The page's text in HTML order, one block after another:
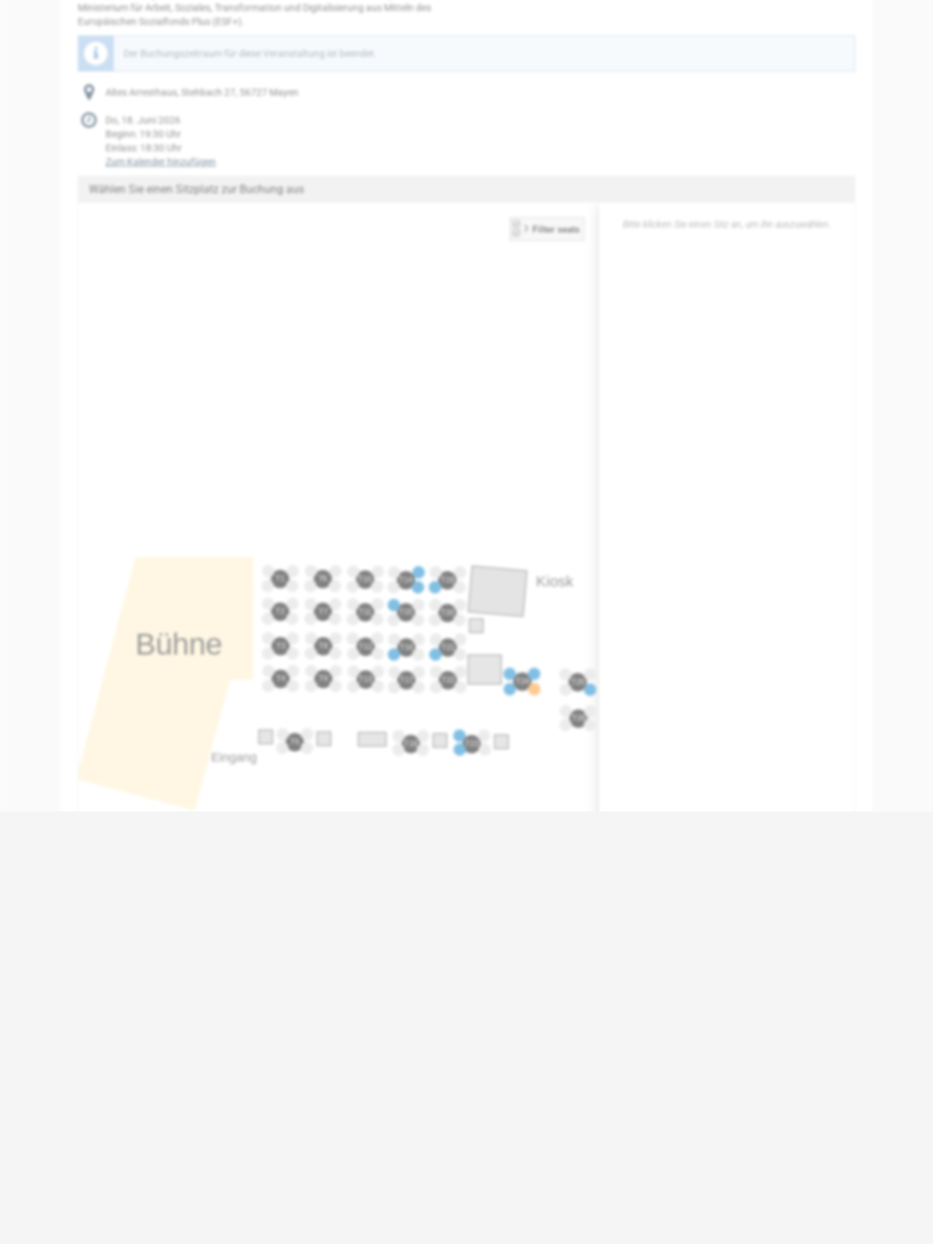
Ministerium für Arbeit, Soziales, Transformation und Digitalisierung aus Mitteln des
Europäischen Sozialfonds Plus (ESF+).
Der Buchungszeitraum für diese Veranstaltung ist beendet.
Altes Arresthaus, Stehbach 27, 56727 Mayen
Do, 18. Juni 2026
Beginn:
19:30
Uhr
Einlass:
18:30
Uhr
Zum Kalender hinzufügen
Wählen Sie einen Sitzplatz zur Buchung aus
Sitze
Bitte klicken Sie einen Sitz an, um ihn auszuwählen.